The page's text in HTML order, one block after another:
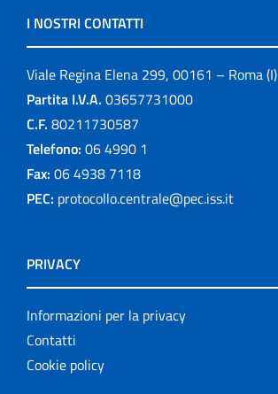
I NOSTRI CONTATTI
Viale Regina Elena 299, 00161 – Roma (I)
Partita I.V.A. 03657731000
C.F. 80211730587
Telefono: 06 4990 1
Fax: 06 4938 7118
PEC: protocollo.centrale@pec.iss.it
PRIVACY
Informazioni per la privacy
Contatti
Cookie policy